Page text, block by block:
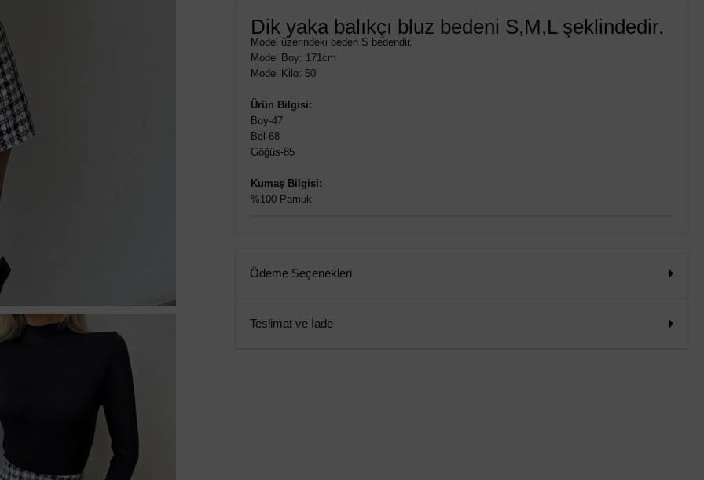
Dik yaka balıkçı bluz bedeni S,M,L şeklindedir.
Model üzerindeki beden S bedendir.
Model Boy: 171cm
Model Kilo: 50
Ürün Bilgisi:
Boy-47
Bel-68
Göğüs-85
Kumaş Bilgisi:
%100 Pamuk
Ödeme Seçenekleri
Teslimat ve İade